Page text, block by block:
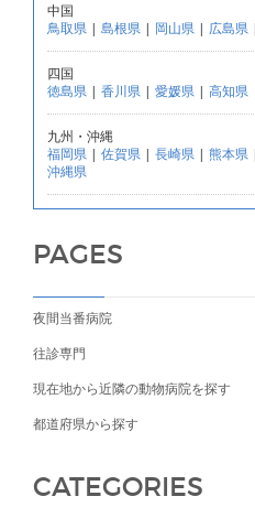
中国
鳥取県 | 島根県 | 岡山県 | 広島県
四国
徳島県 | 香川県 | 愛媛県 | 高知県
九州・沖縄
福岡県 | 佐賀県 | 長崎県 | 熊本県
沖縄県
PAGES
夜間当番病院
往診専門
現在地から近隣の動物病院を探す
都道府県から探す
CATEGORIES